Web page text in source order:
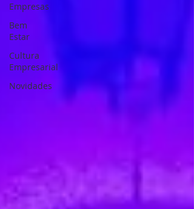
Empresas
Bem
Estar
Cultura
Empresarial
Novidades